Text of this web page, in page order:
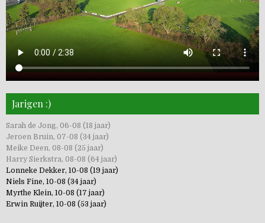
Jarigen :)
Sarah de Jong, 06-08 (18 jaar)
Jeroen Bruin, 07-08 (34 jaar)
Meike Deen, 08-08 (25 jaar)
Harry Sierkstra, 08-08 (64 jaar)
Lonneke Dekker, 10-08 (19 jaar)
Niels Fine, 10-08 (34 jaar)
Myrthe Klein, 10-08 (17 jaar)
Erwin Ruijter, 10-08 (53 jaar)